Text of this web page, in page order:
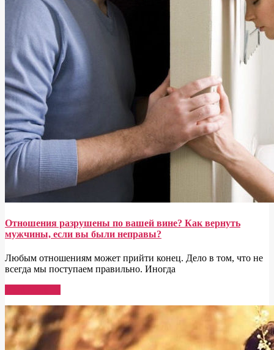
Отношения разрушены по вашей вине? Как вернуть
мужчины, если вы были неправы?
Любым отношениям может прийти конец. Дело в том, что не
всегда мы поступаем правильно. Иногда